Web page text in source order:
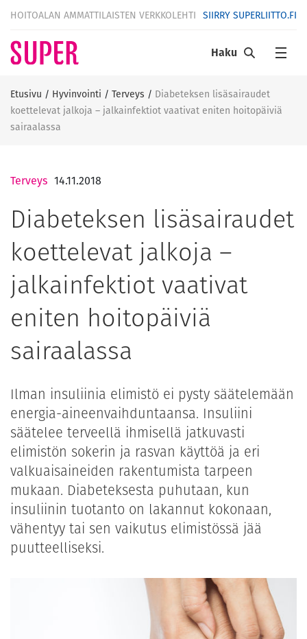
HOITOALAN AMMATTILAISTEN VERKKOLEHTI SIIRRY SUPERLIITTO.FI
Haku
Etusivu / Hyvinvointi / Terveys / Diabeteksen lisäsairaudet
koettelevat jalkoja – jalkainfektiot vaativat eniten hoitopäiviä
sairaalassa
Terveys 14.11.2018
Diabeteksen lisäsairaudet
koettelevat jalkoja –
jalkainfektiot vaativat
eniten hoitopäiviä
sairaalassa
Ilman insuliinia elimistö ei pysty säätelemään
energia-aineenvaihduntaansa. Insuliini
säätelee terveellä ihmisellä jatkuvasti
elimistön sokerin ja rasvan käyttöä ja eri
valkuaisaineiden rakentumista tarpeen
mukaan. Diabeteksesta puhutaan, kun
insuliinin tuotanto on lakannut kokonaan,
vähentyy tai sen vaikutus elimistössä jää
puutteelliseksi.